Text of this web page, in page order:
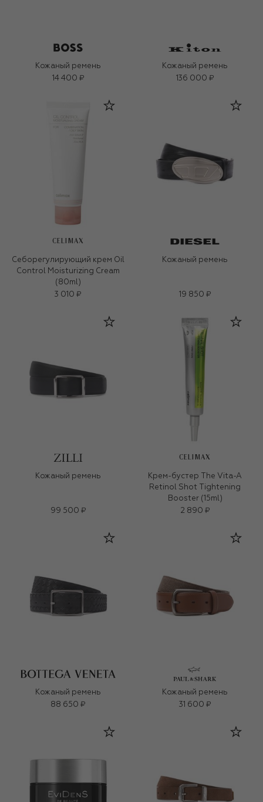
Кожаный ремень
14 400 ₽
Кожаный ремень
136 000 ₽
CELIMAX
Себорегулирующий крем Oil
Control Moisturizing Cream
(80ml)
3 010 ₽
Кожаный ремень
19 850 ₽
Кожаный ремень
99 500 ₽
CELIMAX
Крем-бустер The Vita-A
Retinol Shot Tightening
Booster (15ml)
2 890 ₽
Кожаный ремень
88 650 ₽
Кожаный ремень
31 600 ₽